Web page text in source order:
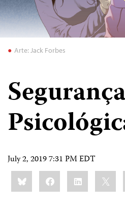
Arte: Jack Forbes
Segurança
July 2, 2019 7:31 PM EDT
Share
this:BlueskyFacebookLinkedIn